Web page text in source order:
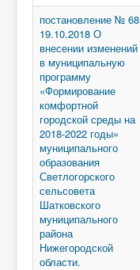
постановление № 68
19.10.2018 О
внесении изменений
в муниципальную
программу
«Формирование
комфортной
городской среды на
2018-2022 годы»
муниципального
образования
Светлогорского
сельсовета
Шатковского
муниципального
района
Нижегородской
области.